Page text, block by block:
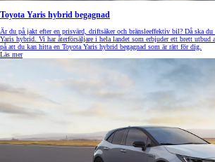
Toyota Yaris hybrid begagnad
Är du på jakt efter en prisvärd, driftsäker och bränsleeffektiv bil? Då ska du
Yaris hybrid. Vi har återförsäljare i hela landet som erbjuder ett brett utbud
på att du kan hitta en Toyota Yaris hybrid begagnad som är rätt för dig.
Läs mer